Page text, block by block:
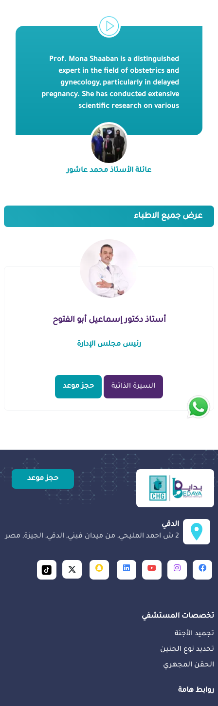
Prof. Mona Shaaban is a distinguished
expert in the field of obstetrics and
gynecology, particularly in delayed
pregnancy. She has conducted extensive
scientific research on various
pregnancy, and infertility conditions. If
you require general pregnancy follow-up
or wish to undergo online consultation
for Intrauterine Insemination (ICI), you
subsequently completed her
عائلة الأستاذ محمد عاشور
عرض جميع الاطباء
أستاذ دكتور إسماعيل أبو الفتوح
رئيس مجلس الإدارة
السيرة الذاتية حجز موعد
حجز موعد
الدقي
2 ش احمد المليحي, من ميدان فيني, الدقي, الجيزة, مصر
تخصصات المستشفي
تجميد الأجنة
تحديد نوع الجنين
الحقن المجهري
روابط هامة